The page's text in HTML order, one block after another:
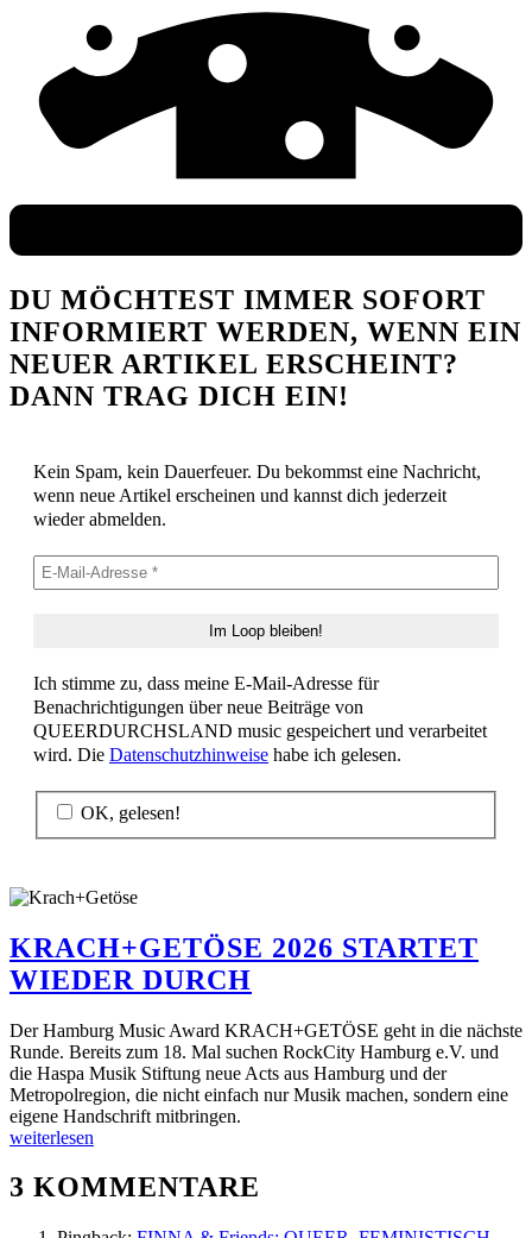
DU MÖCHTEST IMMER SOFORT
INFORMIERT WERDEN, WENN EIN
NEUER ARTIKEL ERSCHEINT?
DANN TRAG DICH EIN!
Kein Spam, kein Dauerfeuer. Du bekommst eine Nachricht,
wenn neue Artikel erscheinen und kannst dich jederzeit
wieder abmelden.
Ich stimme zu, dass meine E-Mail-Adresse für
Benachrichtigungen über neue Beiträge von
QUEERDURCHSLAND music gespeichert und verarbeitet
wird. Die Datenschutzhinweise habe ich gelesen.
OK, gelesen!
KRACH+GETÖSE 2026 STARTET
WIEDER DURCH
Der Hamburg Music Award KRACH+GETÖSE geht in die nächste
Runde. Bereits zum 18. Mal suchen RockCity Hamburg e.V. und
die Haspa Musik Stiftung neue Acts aus Hamburg und der
Metropolregion, die nicht einfach nur Musik machen, sondern eine
eigene Handschrift mitbringen.
weiterlesen
3 KOMMENTARE